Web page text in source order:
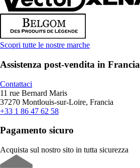
Scopri tutte le nostre marche
Assistenza post-vendita in Francia
Contattaci
11 rue Bernard Maris
37270 Montlouis-sur-Loire, Francia
+33 1 86 47 62 58
Pagamento sicuro
Acquista sul nostro sito in tutta sicurezza